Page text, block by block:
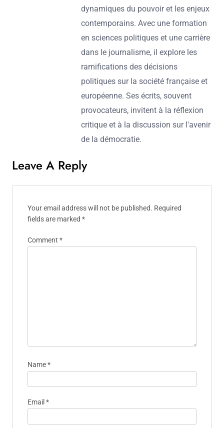
dynamiques du pouvoir et les enjeux
contemporains. Avec une formation
en sciences politiques et une carrière
dans le journalisme, il explore les
ramifications des décisions
politiques sur la société française et
européenne. Ses écrits, souvent
provocateurs, invitent à la réflexion
critique et à la discussion sur l'avenir
de la démocratie.
Leave A Reply
Your email address will not be published. Required
fields are marked *
Comment *
Name*
Email *